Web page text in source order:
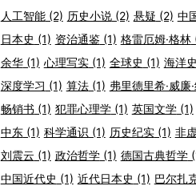
人工智能(2) 历史小说(2) 悬疑 (2) 中
日本史 (1) 资治通鉴(1) 格雷厄姆·格林
余华(1) 心理写实(1) 全球史 (1) 海洋史
深度学习 (1) 算法(1) 弗里德里希·威廉
畅销书 (1) 犯罪心理学(1) 英国文学(1)
中东(1) 科学通识 (1) 历史纪实(1) 非
刘震云 (1) 政治哲学(1) 德国古典哲学
中国近代史 (1) 近代日本史 (1) 巴尔扎